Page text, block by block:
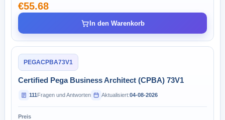
€55.68
In den Warenkorb
PEGACPBA73V1
Certified Pega Business Architect (CPBA) 73V1
111Fragen und Antworten Aktualisiert:04-08-2026
Preis